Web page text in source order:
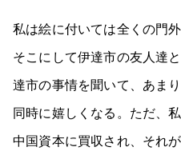
私は絵に付いては全くの門
そこにして伊達市の友人達
達市の事情を聞いて、あま
同時に嬉しくなる。ただ、
中国資本に買収され、それ